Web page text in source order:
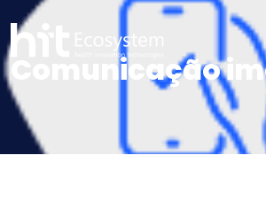
Comunicação